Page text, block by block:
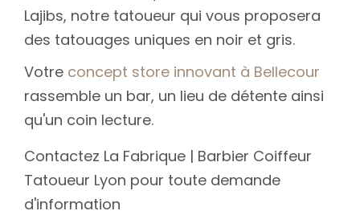
Lajibs, notre tatoueur qui vous proposera
des tatouages uniques en noir et gris.
Votre concept store innovant à Bellecour
rassemble un bar, un lieu de détente ainsi
qu'un coin lecture.
Contactez La Fabrique | Barbier Coiffeur
Tatoueur Lyon pour toute demande
d'information